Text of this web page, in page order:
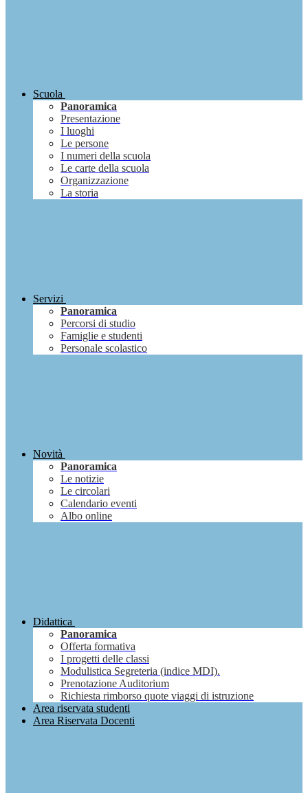
Scuola
Panoramica
Presentazione
I luoghi
Le persone
I numeri della scuola
Le carte della scuola
Organizzazione
La storia
Servizi
Panoramica
Percorsi di studio
Famiglie e studenti
Personale scolastico
Novità
Panoramica
Le notizie
Le circolari
Calendario eventi
Albo online
Didattica
Panoramica
Offerta formativa
I progetti delle classi
Modulistica Segreteria (indice MDI).
Prenotazione Auditorium
Richiesta rimborso quote viaggi di istruzione
Area riservata studenti
Area Riservata Docenti